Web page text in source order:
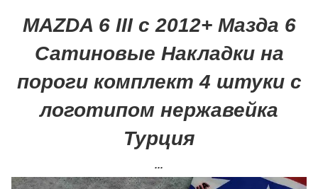
MAZDA 6 III с 2012+ Мазда 6
Сатиновые Накладки на
пороги комплект 4 штуки с
логотипом нержавейка
Турция
...